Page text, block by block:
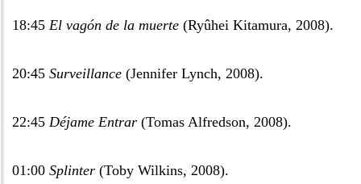
18:45 El vagón de la muerte (Ryûhei Kitamura, 2008).
20:45 Surveillance (Jennifer Lynch, 2008).
22:45 Déjame Entrar (Tomas Alfredson, 2008).
01:00 Splinter (Toby Wilkins, 2008).